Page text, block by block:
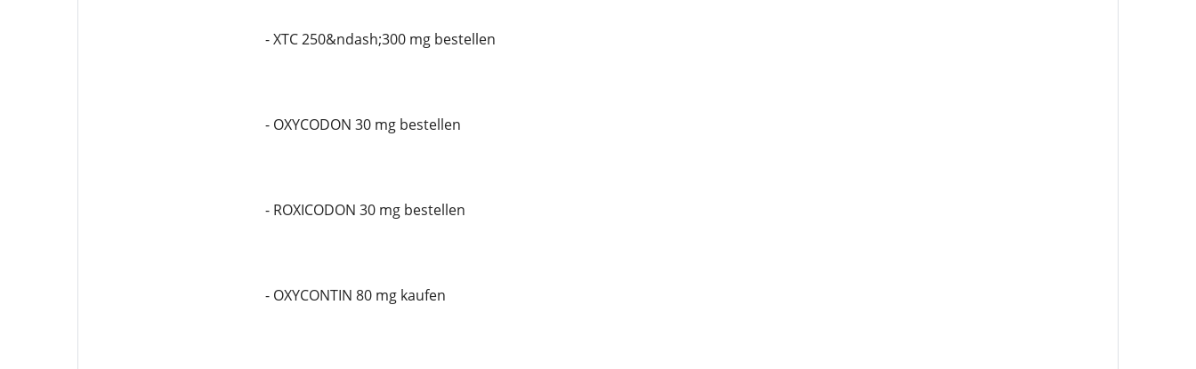
- XTC 250&ndash;300 mg bestellen
- OXYCODON 30 mg bestellen
- ROXICODON 30 mg bestellen
- OXYCONTIN 80 mg kaufen